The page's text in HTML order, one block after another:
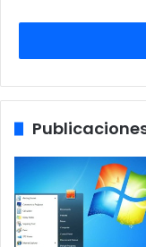
[amazon
star_rating=»none»
Intel
Respecto a las
centran en el Total
cuando se ejecuta